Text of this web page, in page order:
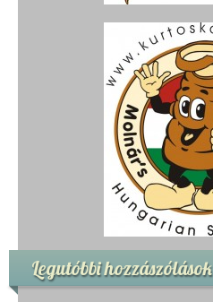
Legutóbbi hozzászólások